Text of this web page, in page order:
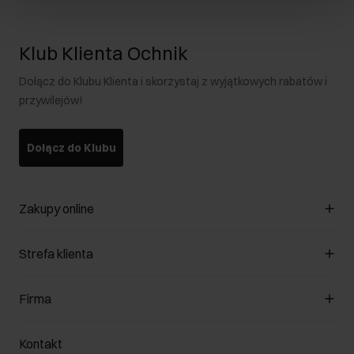
Klub Klienta Ochnik
Dołącz do Klubu Klienta i skorzystaj z wyjątkowych rabatów i
przywilejów!
Dołącz do Klubu
Zakupy online
Zarządzaj cookies
Formy płatności
Jak dokonać zwrotu?
Strefa klienta
Klub Klienta
Zwróć produkty
Firma
O nas
Kontakt